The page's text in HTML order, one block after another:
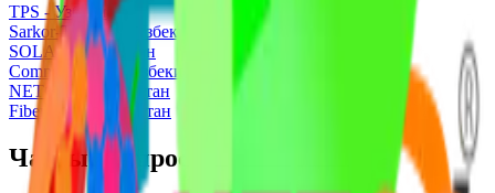
TPS - Узбекистан
Sarkor-Telecom - Узбекистан
SOLA - Узбекистан
Comnet Online - Узбекистан
NETCO - Узбекистан
FiberNet - Узбекистан
Частые вопросы